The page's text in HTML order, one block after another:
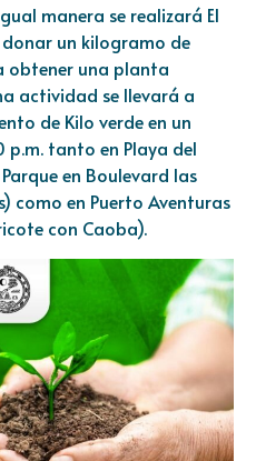
manera se realizará El
un kilogramo de
obtener una planta
actividad se llevará a
de Kilo verde en un
tanto en Playa del
en Boulevard las
como en Puerto Aventuras
con Caoba).